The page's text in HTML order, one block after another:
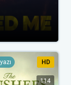
HD
114